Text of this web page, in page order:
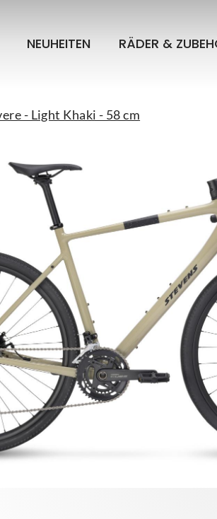
NEUHEITEN RÄDER &
- Light Khaki - 58 cm